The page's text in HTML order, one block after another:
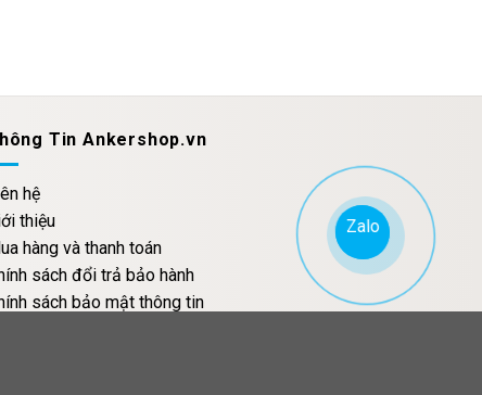
Zalo
Zalo
Tin Ankershop.vn
hệ
thiệu
hàng và thanh toán
sách đổi trả bảo hành
sách bảo mật thông tin